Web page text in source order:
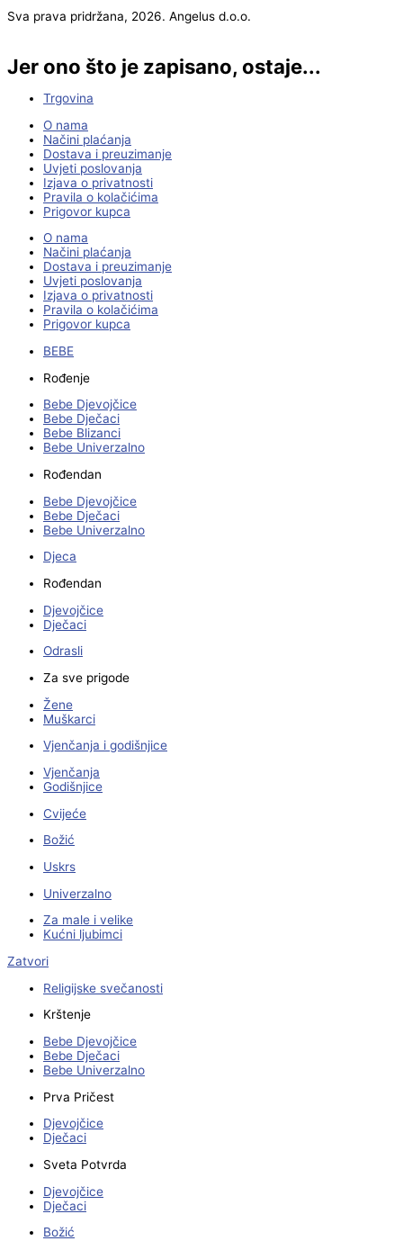
Sva prava pridržana, 2026. Angelus d.o.o.
Jer ono što je zapisano, ostaje...
Trgovina
O nama
Načini plaćanja
Dostava i preuzimanje
Uvjeti poslovanja
Izjava o privatnosti
Pravila o kolačićima
Prigovor kupca
O nama
Načini plaćanja
Dostava i preuzimanje
Uvjeti poslovanja
Izjava o privatnosti
Pravila o kolačićima
Prigovor kupca
BEBE
Rođenje
Bebe Djevojčice
Bebe Dječaci
Bebe Blizanci
Bebe Univerzalno
Rođendan
Bebe Djevojčice
Bebe Dječaci
Bebe Univerzalno
Djeca
Rođendan
Djevojčice
Dječaci
Odrasli
Za sve prigode
Žene
Muškarci
Vjenčanja i godišnjice
Vjenčanja
Godišnjice
Cvijeće
Božić
Uskrs
Univerzalno
Za male i velike
Kućni ljubimci
Zatvori
Religijske svečanosti
Krštenje
Bebe Djevojčice
Bebe Dječaci
Bebe Univerzalno
Prva Pričest
Djevojčice
Dječaci
Sveta Potvrda
Djevojčice
Dječaci
Božić